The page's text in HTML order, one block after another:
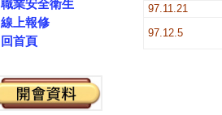
職業安全衛生
線上報修
回首頁
97.11.21
97.12.5